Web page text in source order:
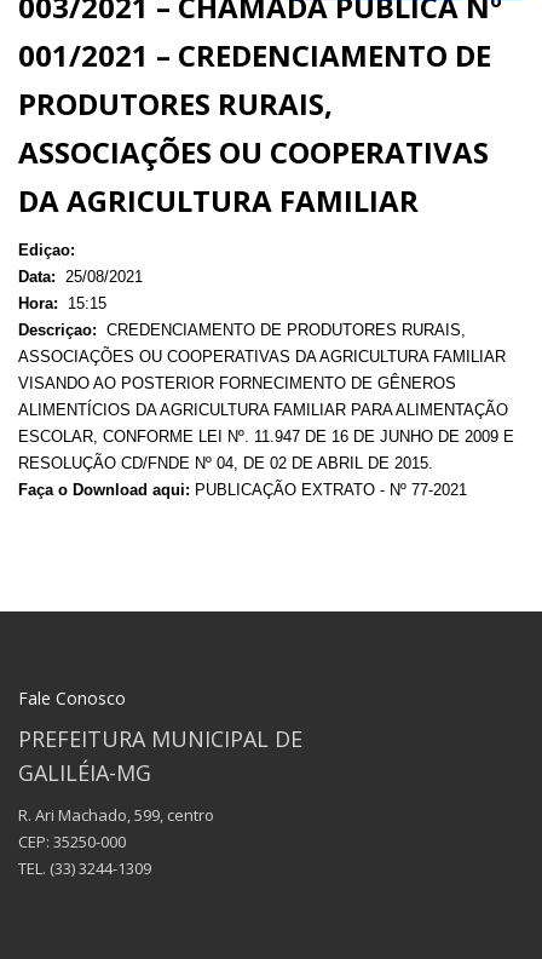
001/2021 – CREDENCIAMENTO DE
PRODUTORES RURAIS,
ASSOCIAÇÕES OU COOPERATIVAS
DA AGRICULTURA FAMILIAR
Ediçao:
Data:
25/08/2021
Hora:
15:15
Descriçao: CREDENCIAMENTO DE PRODUTORES RURAIS,
ASSOCIAÇÕES OU COOPERATIVAS DA AGRICULTURA FAMILIAR
VISANDO AO POSTERIOR FORNECIMENTO DE GÊNEROS
ALIMENTÍCIOS DA AGRICULTURA FAMILIAR PARA ALIMENTAÇÃO
ESCOLAR, CONFORME LEI Nº. 11.947 DE 16 DE JUNHO DE 2009 E
RESOLUÇÃO CD/FNDE Nº 04, DE 02 DE ABRIL DE 2015.
Faça o Download aqui: PUBLICAÇÃO EXTRATO - Nº 77-2021
Fale Conosco
PREFEITURA MUNICIPAL DE
GALILÉIA-MG
R. Ari Machado, 599, centro
CEP: 35250-000
TEL. (33) 3244-1309